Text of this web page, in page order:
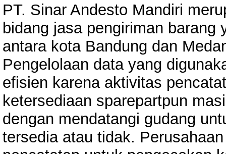
PT. Sinar Andesto Mandiri
bidang jasa pengiriman barang
antara kota Bandung dan
Pengelolaan data yang
efisien karena aktivitas
ketersediaan sparepartpun
dengan mendatangi gudang
tersedia atau tidak.